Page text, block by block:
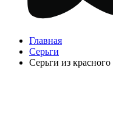
Главная
Серьги
Серьги из